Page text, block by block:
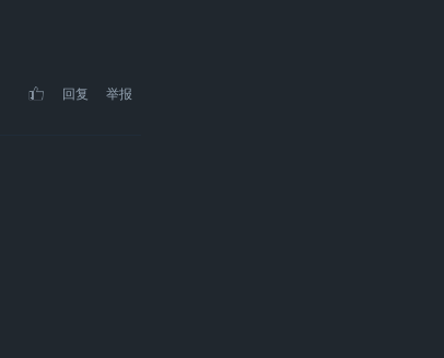
回复 举报